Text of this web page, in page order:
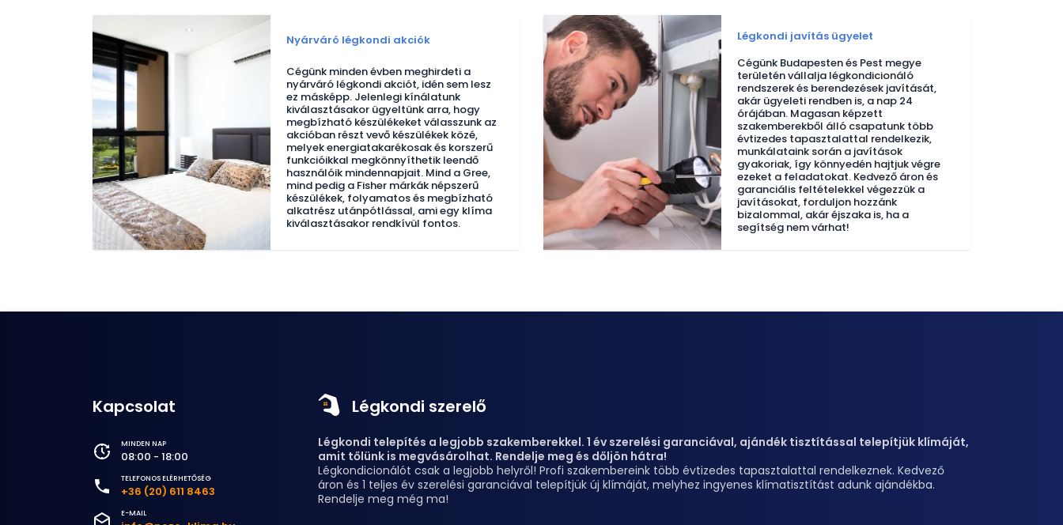
Nyárváró légkondi akciók
Cégünk minden évben meghirdeti a
nyárváró légkondi akciót, idén sem lesz
ez másképp. Jelenlegi kínálatunk
kiválasztásakor ügyeltünk arra, hogy
megbízható készülékeket válasszunk az
akcióban részt vevő készülékek közé,
melyek energiatakarékosak és korszerű
funkcióikkal megkönnyíthetik leendő
használóik mindennapjait. Mind a Gree,
mind pedig a Fisher márkák népszerű
készülékek, folyamatos és megbízható
alkatrész utánpótlással, ami egy klíma
kiválasztásakor rendkívül fontos.
Légkondi javítás ügyelet
Cégünk Budapesten és Pest megye
területén vállalja légkondicionáló
rendszerek és berendezések javítását,
akár ügyeleti rendben is, a nap 24
órájában. Magasan képzett
szakemberekből álló csapatunk több
évtizedes tapasztalattal rendelkezik,
munkálataink során a javítások
gyakoriak, így könnyedén hajtjuk végre
ezeket a feladatokat. Kedvező áron és
garanciális feltételekkel végezzük a
javításokat, forduljon hozzánk
bizalommal, akár éjszaka is, ha a
segítség nem várhat!
Kapcsolat
MINDEN NAP
08:00 - 18:00
TELEFONOS ELÉRHETŐSÉG
+36 (20) 611 8463
E-MAIL
Légkondi szerelő
Légkondi telepítés a legjobb szakemberekkel. 1 év szerelési garanciával, ajándék tisztítással telepítjük klímáját,
amit tőlünk is megvásárolhat. Rendelje meg és dőljön hátra!
Légkondicionálót csak a legjobb helyről! Profi szakembereink több évtizedes tapasztalattal rendelkeznek. Kedvező
áron és 1 teljes év szerelési garanciával telepítjük új klímáját, melyhez ingyenes klímatisztítást adunk ajándékba.
Rendelje meg még ma!